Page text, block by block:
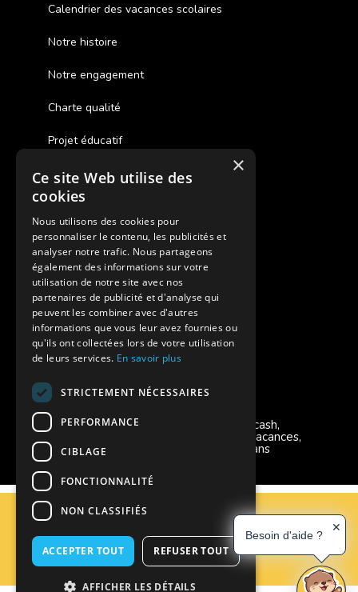
Calendrier des vacances scolaires
Notre histoire
Notre engagement
Charte qualité
Projet éducatif
Des colonies de vacances inclusives
Assurances annulations
Aides financières pour partir en colonie
Charte de confidentialité
Vacances Adaptées Adulte Supernova
Modes de règlement acceptés
Chèque, Virement, Espèces, Mandats cash,
Bons CAF, Conseil général, Chèques vacances,
Carte bancaire, Prise en charge reçu sans
règlement, Prélèvement, Pass Colo
Plan du site
Espace Professionnels
×
Ce site Web utilise des
cookies
Nous utilisons des cookies pour
personnaliser le contenu, les publicités et
analyser notre trafic. Nous partageons
également des informations sur votre
utilisation de notre site avec nos
partenaires de publicité et d'analyse qui
peuvent les combiner avec d'autres
informations que vous leur avez fournies ou
qu'ils ont collectées lors de votre utilisation
de leurs services. En savoir plus
STRICTEMENT NÉCESSAIRES
PERFORMANCE
CIBLAGE
FONCTIONNALITÉ
NON CLASSIFIÉS
ACCEPTER TOUT REFUSER TOUT
AFFICHER LES DÉTAILS
Besoin d'aide ?
✕